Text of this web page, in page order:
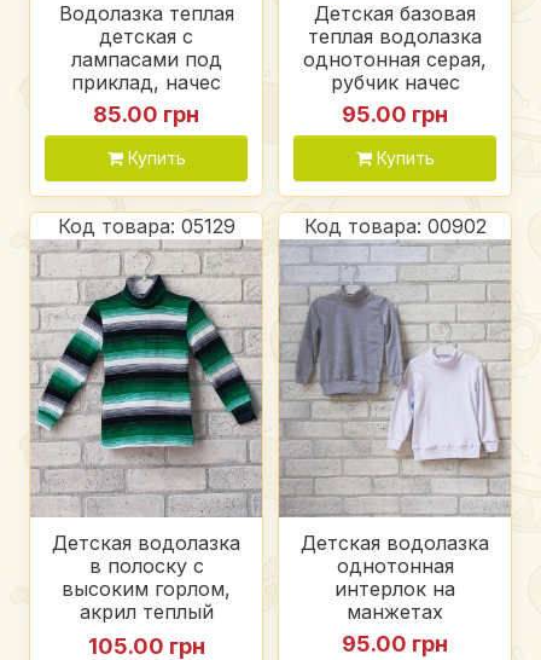
Водолазка теплая
детская с
лампасами под
приклад, начес
85.00 грн
Купить
Детская базовая
теплая водолазка
однотонная серая,
рубчик начес
95.00 грн
Купить
Код товара: 05129
Детская водолазка
в полоску с
высоким горлом,
акрил теплый
приятный на ощупь
105.00 грн
Код товара: 00902
Детская водолазка
однотонная
интерлок на
манжетах
95.00 грн